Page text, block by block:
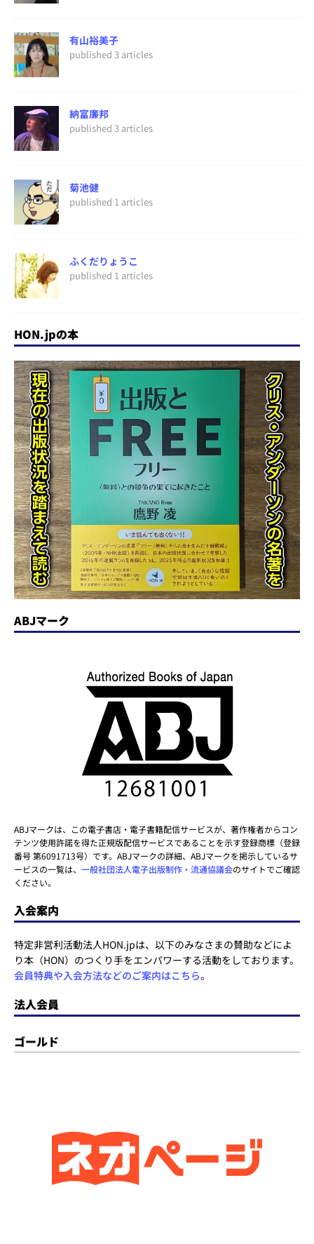
有山裕美子
published 3 articles
納富廉邦
published 3 articles
菊池健
published 1 articles
ふくだりょうこ
published 1 articles
HON.jpの本
ABJマーク
ABJマークは、この電子書店・電子書籍配信サービスが、著作権者からコン
テンツ使用許諾を得た正規版配信サービスであることを示す登録商標（登録
番号 第6091713号）です。ABJマークの詳細、ABJマークを掲示しているサ
ービスの一覧は、 一般社団法人電子出版制作・流通協議会のサイトでご確認
ください。
入会案内
特定非営利活動法人HON.jpは、以下のみなさまの賛助などによ
り本（HON）のつくり手をエンパワーする活動をしております。
会員特典や入会方法などのご案内はこちら。
法人会員
ゴールド